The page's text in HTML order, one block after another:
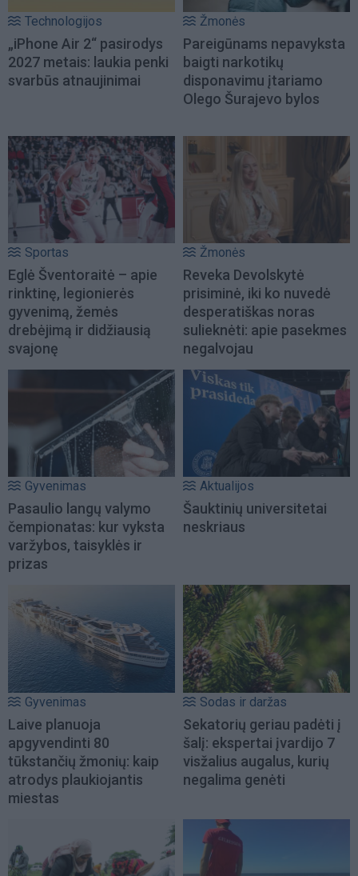
Technologijos
„iPhone Air 2“ pasirodys
2027 metais: laukia penki
svarbūs atnaujinimai
Žmonės
Pareigūnams nepavyksta
baigti narkotikų
disponavimu įtariamo
Olego Šurajevo bylos
Sportas
Eglė Šventoraitė – apie
rinktinę, legionierės
gyvenimą, žemės
drebėjimą ir didžiausią
svajonę
Žmonės
Reveka Devolskytė
prisiminė, iki ko nuvedė
desperatiškas noras
sulieknėti: apie pasekmes
negalvojau
Gyvenimas
Pasaulio langų valymo
čempionatas: kur vyksta
varžybos, taisyklės ir
prizas
Aktualijos
Šauktinių universitetai
neskriaus
Gyvenimas
Laive planuoja
apgyvendinti 80
tūkstančių žmonių: kaip
atrodys plaukiojantis
miestas
Sodas ir daržas
Sekatorių geriau padėti į
šalį: ekspertai įvardijo 7
visžalius augalus, kurių
negalima genėti